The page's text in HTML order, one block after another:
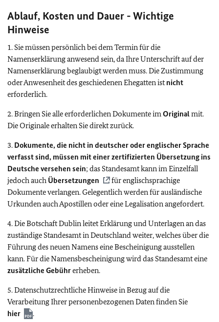
Ablauf, Kosten und Dauer -Wichtige
Hinweise
1. Sie müssen persönlich bei dem Termin für die
Namenserklärung anwesend sein, da Ihre Unterschrift auf der
Namenserklärung beglaubigt werden muss. Die Zustimmung
oder Anwesenheit des geschiedenen Ehegatten istnicht
erforderlich.
2. Bringen Sie alle erforderlichen Dokumente imOriginalmit.
Die Originale erhalten Sie direkt zurück.
3. Dokumente, die nicht in deutscher oder englischer Sprache
verfasst sind, müssen mit einer zertifizierten Übersetzung ins
Deutsche versehen sein; das Standesamt kann im Einzelfall
jedoch auch Übersetzungen
für englischsprachige
Dokumente verlangen. Gelegentlich werden für ausländische
Urkunden auch Apostillen oder eine Legalisation angefordert.
4. Die Botschaft Dublin leitet Erklärung und Unterlagen an das
zuständige Standesamt in Deutschland weiter, welches über die
Führung des neuen Namens eine Bescheinigung ausstellen
kann. Für die Namensbescheinigung wird das Standesamt eine
zusätzliche Gebührerheben.
5. Datenschutzrechtliche Hinweise in Bezug auf die
Verarbeitung Ihrer personenbezogenen Daten finden Sie
hier
.